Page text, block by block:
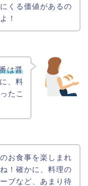
くる価値があるの
！
は醤
、料
たこ
お食事を楽しまれ
！確かに、料理の
ブなど、あまり待